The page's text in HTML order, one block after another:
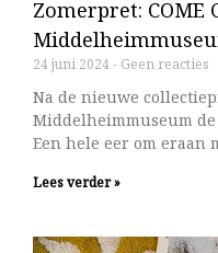
Zomerpret: COME
24 juni 2024 Geen reacties
Na de nieuwe
Middelheimmuseum
Een hele eer om eraan
Lees verder »